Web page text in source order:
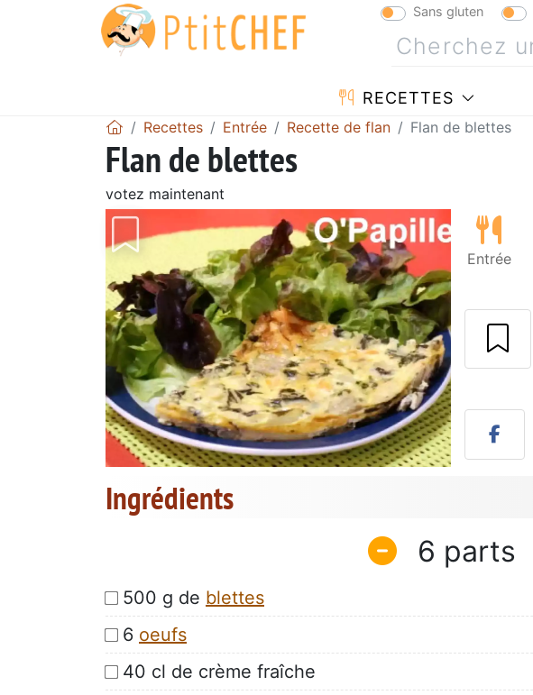
Sans gluten
RECETTES
Recettes Entrée Recette de flan Flan de blettes
Flan de blettes
votez maintenant
Entrée
Ingrédients
6
500 g de blettes
6 oeufs
40 cl de crème fraîche